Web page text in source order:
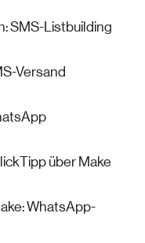
SMS-Listbuilding
Versand
über Make
WhatsApp-